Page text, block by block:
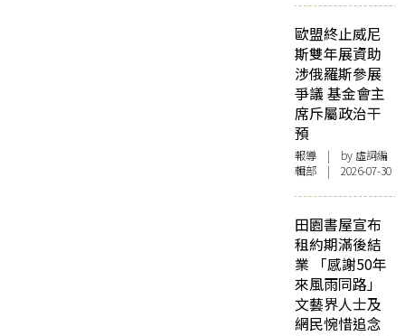
歐盟終止威尼
斯雙年展資助
涉俄羅斯參展
爭議 基金會主
席斥屬政治干
預
報導 | by 虛詞編
輯部 | 2026-07-30
田園書屋宣布
租約期滿後結
業 「感謝50年
來風雨同路」
文藝界人士及
網民惋惜追念